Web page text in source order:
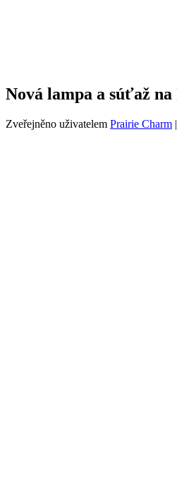
Nová lampa a súťaž
Zveřejněno uživatelem Prairie Charm |